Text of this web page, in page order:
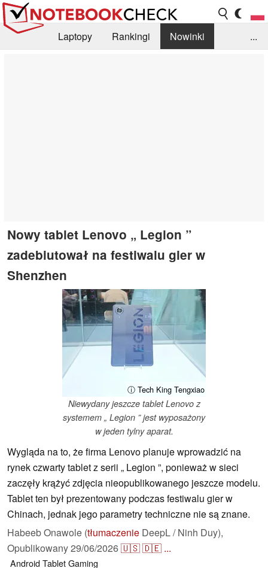
Laptopy Rankingi
Nowinki
...
Nowy tablet Lenovo „ Legion ”
zadebiutował na festiwalu gier w
Shenzhen
ⓘ Tech King Tengxiao
Niewydany jeszcze tablet Lenovo z
systemem „ Legion ” jest wyposażony
w jeden tylny aparat.
Wygląda na to, że firma Lenovo planuje wprowadzić na
rynek czwarty tablet z serii „ Legion ”, ponieważ w sieci
zaczęły krążyć zdjęcia nieopublikowanego jeszcze modelu.
Tablet ten był prezentowany podczas festiwalu gier w
Chinach, jednak jego parametry techniczne nie są znane.
Habeeb Onawole (tłumaczenie DeepL / Ninh Duy),
Opublikowany29/06/2026🇺🇸🇩🇪 ...
AndroidTabletGaming